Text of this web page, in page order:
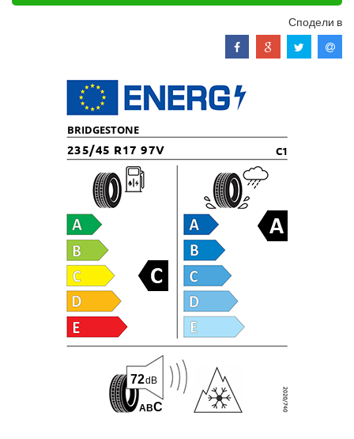
Сподели в
BRIDGESTONE
235/45 R17 97V C1
ABC
72dB